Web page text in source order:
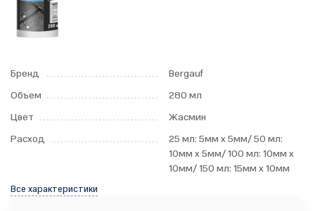
Бренд
Bergauf
Объем
280 мл
Цвет
Жасмин
Расход
25 мл: 5мм x 5мм/ 50 мл:
10мм x 5мм/ 100 мл: 10мм x
10мм/ 150 мл: 15мм x 10мм
Все характеристики